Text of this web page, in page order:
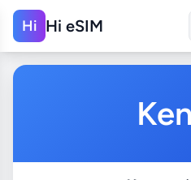
Hi Hi eSIM